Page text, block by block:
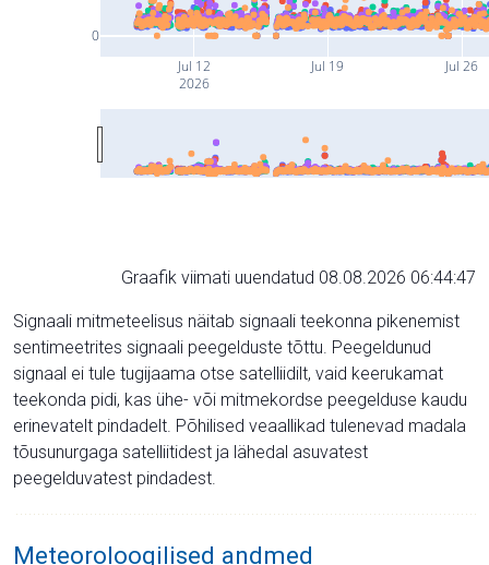
Jul 12
2026
Jul 19 Jul 26
0
Graafik viimati uuendatud 08.08.2026 06:44:47
Signaali mitmeteelisus näitab signaali teekonna pikenemist
sentimeetrites signaali peegelduste tõttu. Peegeldunud
signaal ei tule tugijaama otse satelliidilt, vaid keerukamat
teekonda pidi, kas ühe- või mitmekordse peegelduse kaudu
erinevatelt pindadelt. Põhilised veaallikad tulenevad madala
tõusunurgaga satelliitidest ja lähedal asuvatest
peegelduvatest pindadest.
Meteoroloogilised andmed